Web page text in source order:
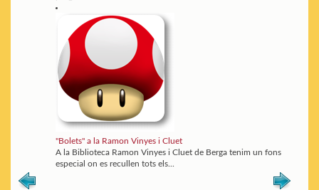
"Bolets" a la Ramon Vinyes i Cluet
A la Biblioteca Ramon Vinyes i Cluet de Berga tenim un fons
especial on es recullen tots els...